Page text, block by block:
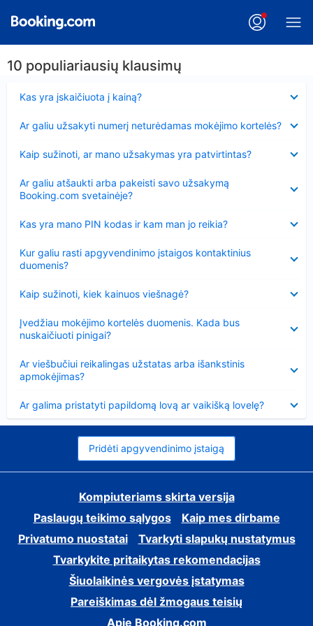
10 populiariausių klausimų
Kas yra įskaičiuota į kainą?
Ar galiu užsakyti numerį neturėdamas mokėjimo kortelės?
Kaip sužinoti, ar mano užsakymas yra patvirtintas?
Ar galiu atšaukti arba pakeisti savo užsakymą
Booking.com svetainėje?
Kas yra mano PIN kodas ir kam man jo reikia?
Kur galiu rasti apgyvendinimo įstaigos kontaktinius
duomenis?
Kaip sužinoti, kiek kainuos viešnagė?
Įvedžiau mokėjimo kortelės duomenis. Kada bus
nuskaičiuoti pinigai?
Ar viešbučiui reikalingas užstatas arba išankstinis
apmokėjimas?
Ar galima pristatyti papildomą lovą ar vaikišką lovelę?
Pridėti apgyvendinimo įstaigą
Kompiuteriams skirta versija
Paslaugų teikimo sąlygos
Kaip mes dirbame
Privatumo nuostatai
Tvarkyti slapukų nustatymus
Tvarkykite pritaikytas rekomendacijas
Šiuolaikinės vergovės įstatymas
Pareiškimas dėl žmogaus teisių
Apie Booking.com